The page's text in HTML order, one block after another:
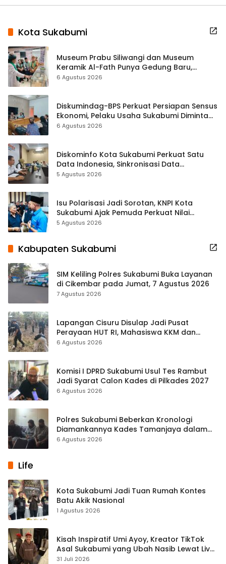
Kota Sukabumi
Museum Prabu Siliwangi dan Museum
Keramik Al-Fath Punya Gedung Baru,
Hampir 500 Koleksi Dipisahkan
6 Agustus 2026
Diskumindag-BPS Perkuat Persiapan Sensus
Ekonomi, Pelaku Usaha Sukabumi Diminta
Terbuka Beri Data
6 Agustus 2026
Diskominfo Kota Sukabumi Perkuat Satu
Data Indonesia, Sinkronisasi Data
Kewilayahan Dikebut
5 Agustus 2026
Isu Polarisasi Jadi Sorotan, KNPI Kota
Sukabumi Ajak Pemuda Perkuat Nilai
Kebangsaan
5 Agustus 2026
Kabupaten Sukabumi
SIM Keliling Polres Sukabumi Buka Layanan
di Cikembar pada Jumat, 7 Agustus 2026
7 Agustus 2026
Lapangan Cisuru Disulap Jadi Pusat
Perayaan HUT RI, Mahasiswa KKM dan
Warga Satukan Tenaga
6 Agustus 2026
Komisi I DPRD Sukabumi Usul Tes Rambut
Jadi Syarat Calon Kades di Pilkades 2027
6 Agustus 2026
Polres Sukabumi Beberkan Kronologi
Diamankannya Kades Tamanjaya dalam
Kasus Sabu
6 Agustus 2026
Life
Kota Sukabumi Jadi Tuan Rumah Kontes
Batu Akik Nasional
1 Agustus 2026
Kisah Inspiratif Umi Ayoy, Kreator TikTok
Asal Sukabumi yang Ubah Nasib Lewat Live
Streaming
31 Juli 2026